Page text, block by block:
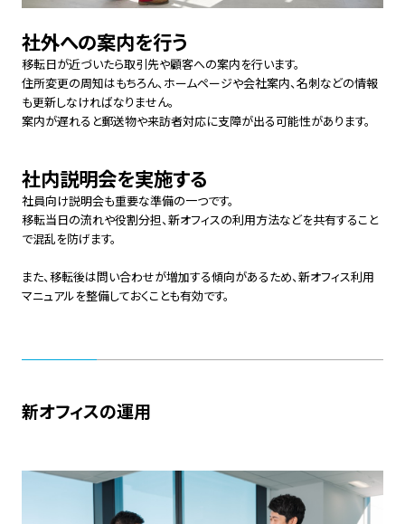
社外への案内を行う
移転日が近づいたら取引先や顧客への案内を行います。
住所変更の周知はもちろん、ホームページや会社案内、名刺などの情報
も更新しなければなりません。
案内が遅れると郵送物や来訪者対応に支障が出る可能性があります。
社内説明会を実施する
社員向け説明会も重要な準備の一つです。
移転当日の流れや役割分担、新オフィスの利用方法などを共有すること
で混乱を防げます。
また、移転後は問い合わせが増加する傾向があるため、新オフィス利用
マニュアルを整備しておくことも有効です。
新オフィスの運用